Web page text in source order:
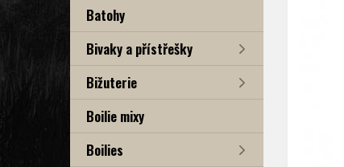
Batohy
Bivaky a přístřešky
Bižuterie
Boilie mixy
Boilies